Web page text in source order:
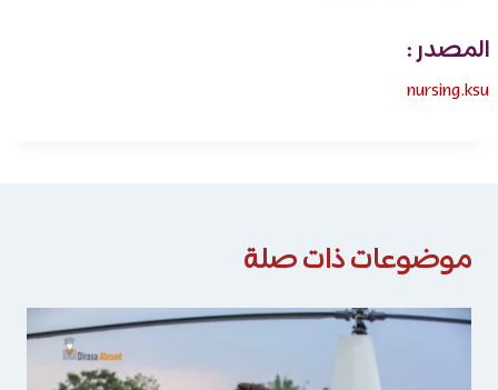
المصدر :
nursing.ksu
موضوعات ذات صلة